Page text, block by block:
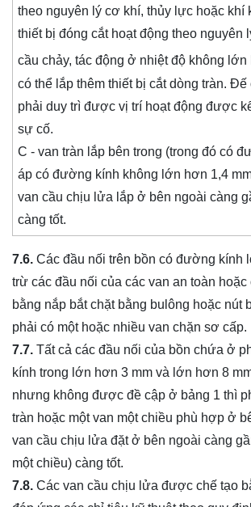
theo nguyên lý cơ khí, thủy lực hoặc khí
thiết bị đóng cắt hoạt động theo nguyên
cầu chảy, tác động ở nhiệt độ không
có thể lắp thêm thiết bị cắt dòng tràn. Đế
phải duy trì được vị trí hoạt động được
sự cố.
C - van tràn lắp bên trong (trong đó có
áp có đường kính không lớn hơn 1,4
van cầu chịu lửa lắp ở bên ngoài càng
càng tốt.
7.6. Các đầu nối trên bồn có đường kính
trừ các đầu nối của các van an toàn
bằng nắp bắt chặt bằng bulông hoặc nút
phải có một hoặc nhiều van chặn sơ cấp.
7.7. Tất cả các đầu nối của bồn chứa ở
kính trong lớn hơn 3 mm và lớn hơn 8
nhưng không được đề cập ở bảng 1 thì
tràn hoặc một van một chiều phù hợp ở
van cầu chịu lửa đặt ở bên ngoài càng
một chiều) càng tốt.
7.8. Các van cầu chịu lửa được chế tạo